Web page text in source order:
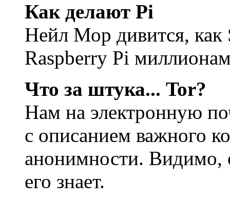
Как делают Pi
Нейл Мор дивится, как
Raspberry Pi
Что за штука... Tor?
Нам на электронную
с описанием важного
анонимности. Видимо,
его знает.